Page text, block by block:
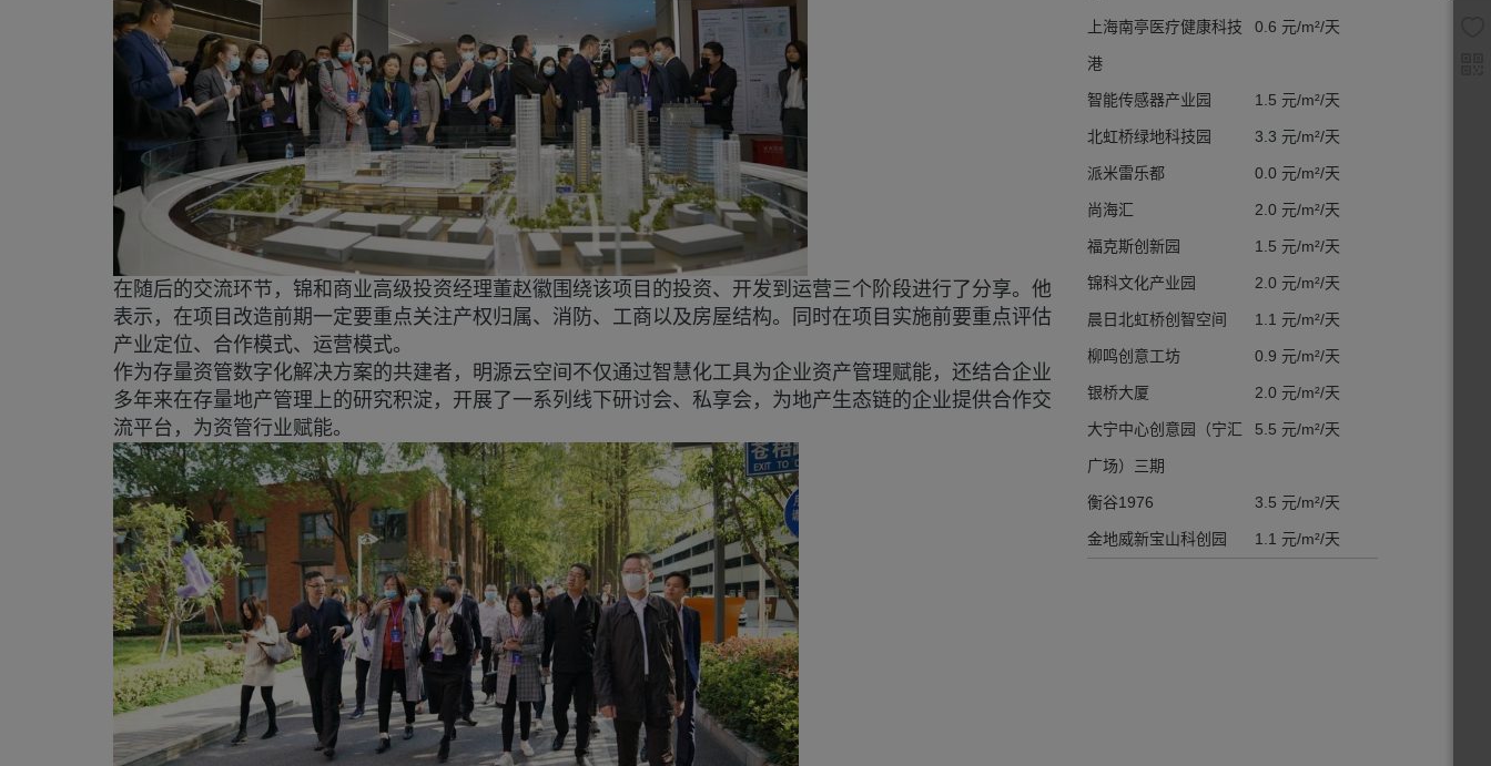
在随后的交流环节，锦和商业高级投资经理董赵徽围绕该项目的投资、开发到运营三个阶段进行了分享。他
表示，在项目改造前期一定要重点关注产权归属、消防、工商以及房屋结构。同时在项目实施前要重点评估
产业定位、合作模式、运营模式。
作为存量资管数字化解决方案的共建者，明源云空间不仅通过智慧化工具为企业资产管理赋能，还结合企业
多年来在存量地产管理上的研究积淀，开展了一系列线下研讨会、私享会，为地产生态链的企业提供合作交
流平台，为资管行业赋能。
上海南亭医疗健康科技
港
0.6 元/m²/天
智能传感器产业园 1.5 元/m²/天
北虹桥绿地科技园 3.3 元/m²/天
派米雷乐都 0.0 元/m²/天
尚海汇 2.0 元/m²/天
福克斯创新园 1.5 元/m²/天
锦科文化产业园 2.0 元/m²/天
晨日北虹桥创智空间 1.1 元/m²/天
柳鸣创意工坊 0.9 元/m²/天
银桥大厦 2.0 元/m²/天
大宁中心创意园（宁汇
广场）三期
5.5 元/m²/天
衡谷1976 3.5 元/m²/天
金地威新宝山科创园 1.1 元/m²/天